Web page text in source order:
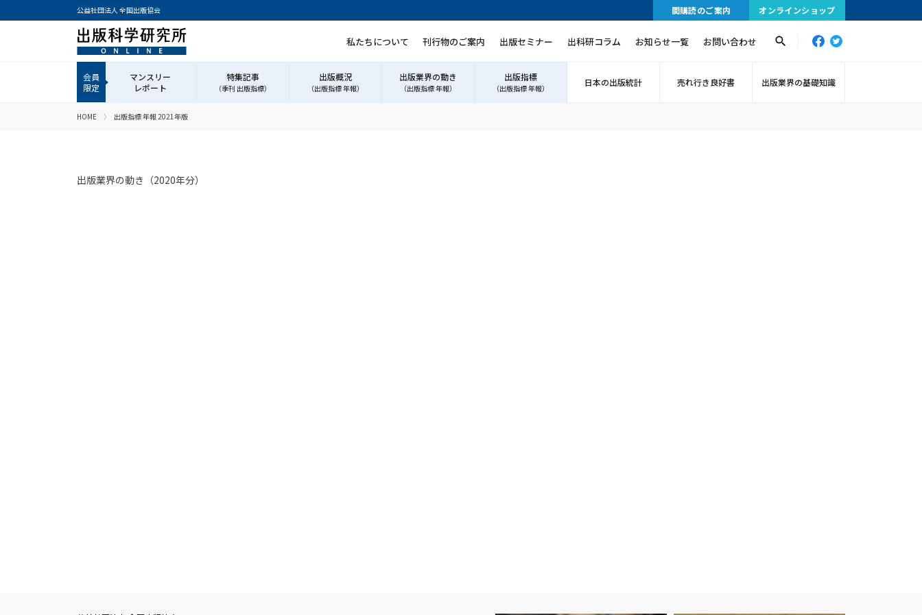
公益社団法人 全国出版協会 間購読のご案内 オンラインショップ
私たちについて 刊行物のご案内 出版セミナー 出科研コラム お知らせ一覧 お問い合わせ
マンスリー
レポート
特集記事
（季刊 出版指標）
出版概況
（出版指標 年報）
出版業界の動き
（出版指標 年報）
出版指標
（出版指標 年報）
日本の出版統計 売れ行き良好書 出版業界の基礎知識
HOME 出版指標 年報 2021年版
出版業界の動き（2020年分）